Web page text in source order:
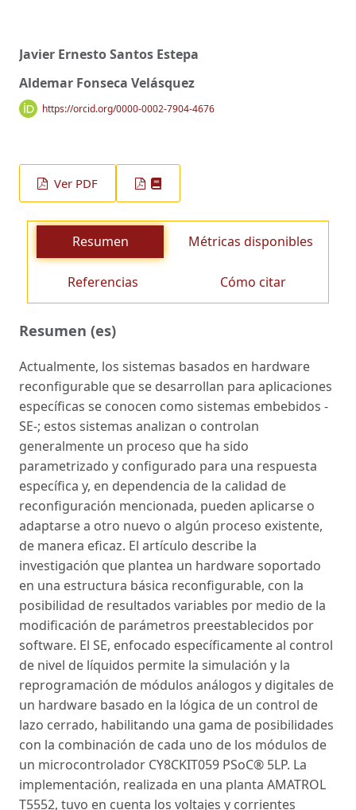
Javier Ernesto Santos Estepa
Aldemar Fonseca Velásquez
https://orcid.org/0000-0002-7904-4676
Ver PDF
Resumen Métricas disponibles
Referencias Cómo citar
Resumen (es)
Actualmente, los sistemas basados en hardware
reconfigurable que se desarrollan para aplicaciones
específicas se conocen como sistemas embebidos -
SE-; estos sistemas analizan o controlan
generalmente un proceso que ha sido
parametrizado y configurado para una respuesta
específica y, en dependencia de la calidad de
reconfiguración mencionada, pueden aplicarse o
adaptarse a otro nuevo o algún proceso existente,
de manera eficaz. El artículo describe la
investigación que plantea un hardware soportado
en una estructura básica reconfigurable, con la
posibilidad de resultados variables por medio de la
modificación de parámetros preestablecidos por
software. El SE, enfocado específicamente al control
de nivel de líquidos permite la simulación y la
reprogramación de módulos análogos y digitales de
un hardware basado en la lógica de un control de
lazo cerrado, habilitando una gama de posibilidades
con la combinación de cada uno de los módulos de
un microcontrolador CY8CKIT059 PSoC® 5LP. La
implementación, realizada en una planta AMATROL
T5552, tuvo en cuenta los voltajes y corrientes